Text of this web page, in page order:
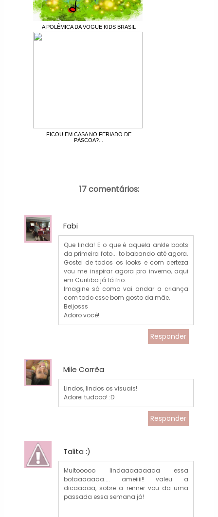
A POLÊMICA DA VOGUE KIDS BRASIL
FICOU EM CASA NO FERIADO DE
PÁSCOA?...
17 comentários:
Fabi
Que linda! E o que é aquela ankle boots
da primeira foto... to babando até agora.
Gostei de todos os looks e com certeza
vou me inspirar agora pro inverno, aqui
em Curitiba já tá frio.
Imagine só como vai andar a criança
com todo esse bom gosto da mãe.
Beijosss
Adoro você!
Responder
Mile Corrêa
Lindos, lindos os visuais!
Adorei tudooo! :D
Responder
Talita :)
Muitooooo lindaaaaaaaaa essa
botaaaaaaa.... ameiiii!! valeu a
dicaaaaa, sobre a renner vou da uma
passada essa semana já!